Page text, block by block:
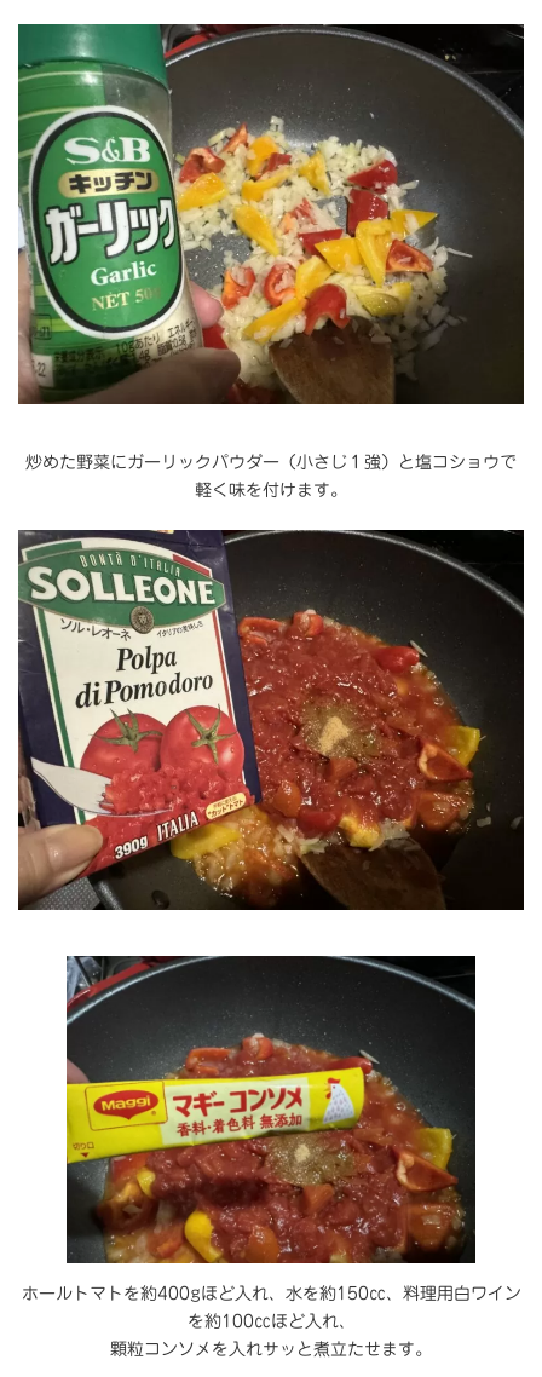
炒めた野菜にガーリックパウダー（小さじ１強）と塩コショウで
軽く味を付けます。
ホールトマトを約400gほど入れ、水を約150㏄、料理用白ワイン
を約100㏄ほど入れ、
顆粒コンソメを入れサッと煮立たせます。